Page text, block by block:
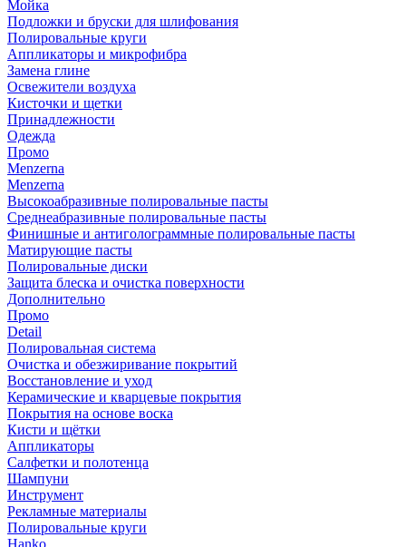
Мойка
Подложки и бруски для шлифования
Полировальные круги
Аппликаторы и микрофибра
Замена глине
Освежители воздуха
Кисточки и щетки
Принадлежности
Одежда
Промо
Menzerna
Menzerna
Высокоабразивные полировальные пасты
Среднеабразивные полировальные пасты
Финишные и антиголограммные полировальные пасты
Матирующие пасты
Полировальные диски
Защита блеска и очистка поверхности
Дополнительно
Промо
Detail
Полировальная система
Очистка и обезжиривание покрытий
Восстановление и уход
Керамические и кварцевые покрытия
Покрытия на основе воска
Кисти и щётки
Аппликаторы
Салфетки и полотенца
Шампуни
Инструмент
Рекламные материалы
Полировальные круги
Hanko